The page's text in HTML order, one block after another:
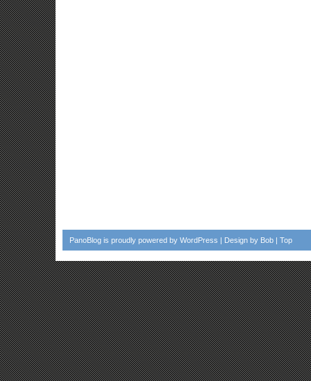
PanoBlog is proudly powered by WordPress | Design by Bob | Top